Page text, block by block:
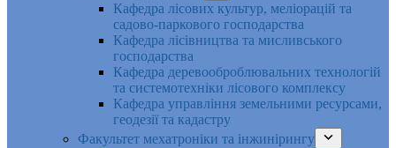
Кафедра лісових культур, меліорацій та
садово-паркового господарства
Кафедра лісівництва та мисливського
господарства
Кафедра деревооброблювальних технологій
та системотехніки лісового комплексу
Кафедра управління земельними ресурсами,
геодезії та кадастру
Факультет мехатроніки та інжинірингу